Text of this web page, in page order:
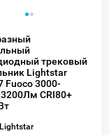
трековый
Lightstar
Fuoco 3000-
CRI80+
Lightstar